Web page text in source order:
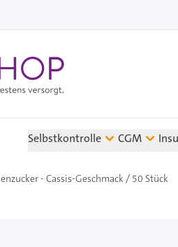
Selbstkontrolle CGM
- Cassis-Geschmack / 50 Stück